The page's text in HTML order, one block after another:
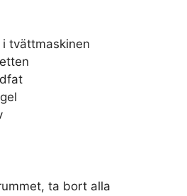
tvättmaskinen
ta bort alla